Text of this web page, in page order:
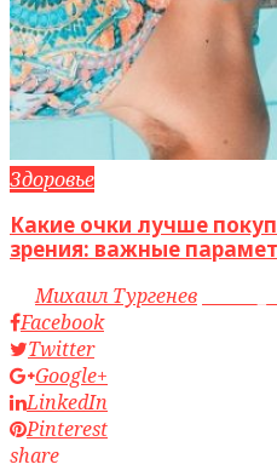
Здоровье
Какие очки лучше
зрения: важные
byМихаил Тургенев
Facebook
Twitter
Google+
LinkedIn
Pinterest
share